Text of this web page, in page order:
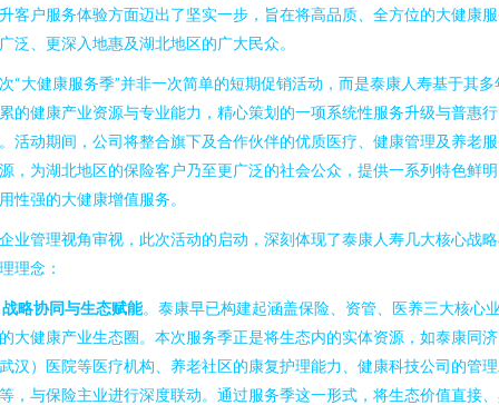
客户服务体验方面迈出了坚实一步，旨在将高品质、全方位的大健康
泛、更深入地惠及湖北地区的广大民众。
“大健康服务季”并非一次简单的短期促销活动，而是泰康人寿基于其多
的健康产业资源与专业能力，精心策划的一项系统性服务升级与普惠行
活动期间，公司将整合旗下及合作伙伴的优质医疗、健康管理及养老
，为湖北地区的保险客户乃至更广泛的社会公众，提供一系列特色鲜
性强的大健康增值服务。
业管理视角审视，此次活动的启动，深刻体现了泰康人寿几大核心战
理念：
战略协同与生态赋能。泰康早已构建起涵盖保险、资管、医养三大核心
大健康产业生态圈。本次服务季正是将生态内的实体资源，如泰康同济
汉）医院等医疗机构、养老社区的康复护理能力、健康科技公司的管
，与保险主业进行深度联动。通过服务季这一形式，将生态价值直接